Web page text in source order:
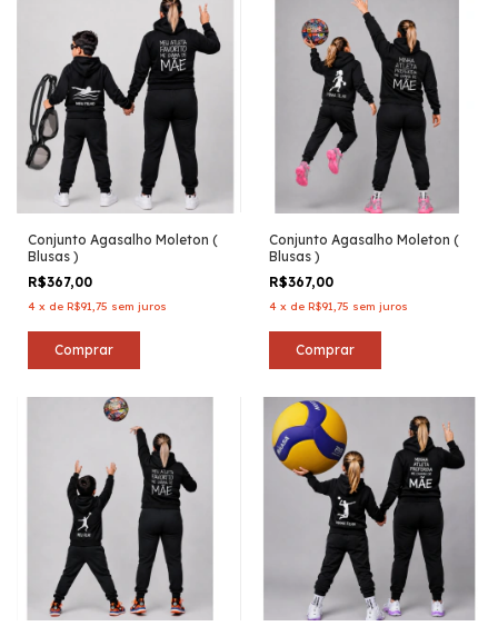
Conjunto Agasalho Moleton (
Blusas )
R$367,00
4 x de R$91,75 sem juros
Comprar
Conjunto Agasalho Moleton (
Blusas )
R$367,00
4 x de R$91,75 sem juros
Comprar